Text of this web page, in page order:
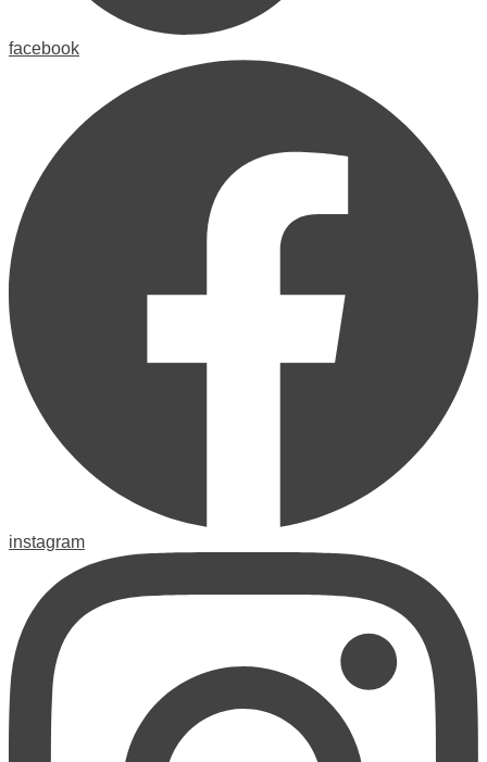
facebook
instagram